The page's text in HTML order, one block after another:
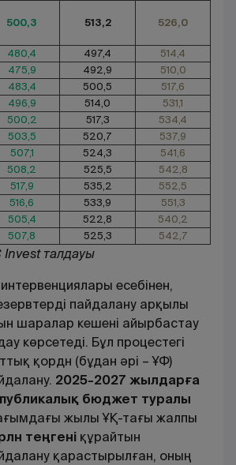
500,3 513,2 526,0
480,4 497,4
514,4
475,9 492,9
510,0
483,4 500,5
517,6
496,9 514,0
531,1
500,2 517,3
534,4
503,5 520,7
537,9
507,1 524,3
541,6
508,2 525,5
542,8
517,9 535,2
552,5
516,6 533,9
551,3
505,4 522,8
540,2
507,8 525,3 542,7
Invest талдауы
есебінен,
пайдалану арқылы
шаралар кешені айырбастау
көрсетеді. Бұл процестегі
қордн (бұдан әрі – ҰФ)
2025-2027 жылдарға
бюджет туралы
жылы ҰҚ-тағы жалпы
теңгені құрайтын
қарастырылған, оның